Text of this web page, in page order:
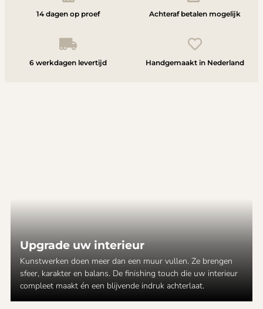
14 dagen op proef Achteraf betalen mogelijk
6 werkdagen levertijd Handgemaakt in Nederland
Upgrade uw interieur
Kunstwerken doen meer dan een muur vullen. Ze brengen
sfeer, karakter en balans. De finishing touch die uw interieur
compleet maakt én een blijvende indruk achterlaat.